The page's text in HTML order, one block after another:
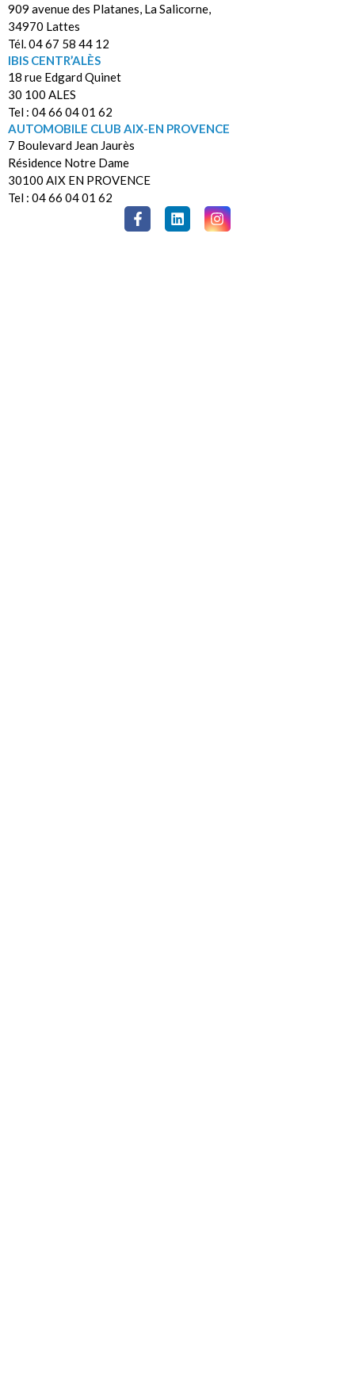
909 avenue des Platanes, La Salicorne,
34970 Lattes
Tél. 04 67 58 44 12
IBIS CENTR’ALÈS
18 rue Edgard Quinet
30 100 ALES
Tel : 04 66 04 01 62
AUTOMOBILE CLUB AIX-EN PROVENCE
7 Boulevard Jean Jaurès
Résidence Notre Dame
30100 AIX EN PROVENCE
Tel : 04 66 04 01 62